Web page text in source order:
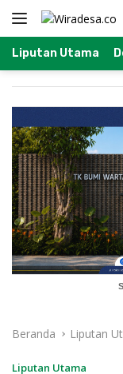
Langsung
Liputan Utama
Beranda Liputan
Liputan Utama